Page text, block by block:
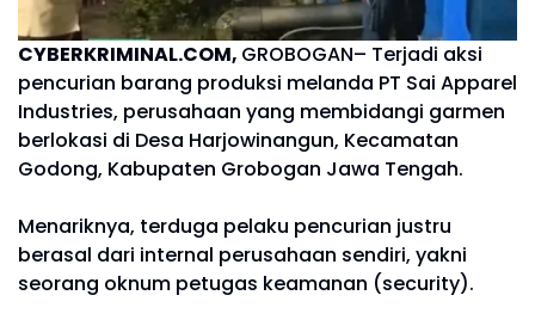
CYBERKRIMINAL.COM, GROBOGAN– Terjadi aksi
pencurian barang produksi melanda PT Sai Apparel
Industries, perusahaan yang membidangi garmen
berlokasi di Desa Harjowinangun, Kecamatan
Godong, Kabupaten Grobogan Jawa Tengah.
Menariknya, terduga pelaku pencurian justru
berasal dari internal perusahaan sendiri, yakni
seorang oknum petugas keamanan (security).